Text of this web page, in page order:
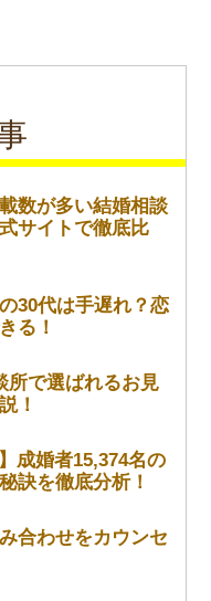
数が多い結婚相談
サイトで徹底比
30代は手遅れ？恋
る！
所で選ばれるお見
！
成婚者15,374名の
訣を徹底分析！
合わせをカウンセ